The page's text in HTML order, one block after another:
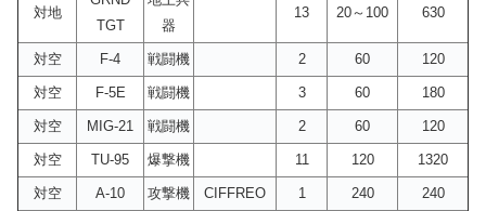
対地
TGT
器
13 20～100 630
対空 F-4 戦闘機 2 60 120
対空 F-5E 戦闘機 3 60 180
対空 MIG-21 戦闘機 2 60 120
対空 TU-95 爆撃機 11 120 1320
対空 A-10 攻撃機 CIFFREO 1 240 240